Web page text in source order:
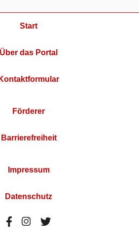
Start
Über das Portal
Kontaktformular
Förderer
Barrierefreiheit
Impressum
Datenschutz